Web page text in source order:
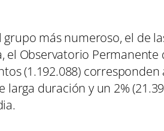
más numeroso, el de
el Observatorio Permanente
(1.192.088)
larga duración y un 2%